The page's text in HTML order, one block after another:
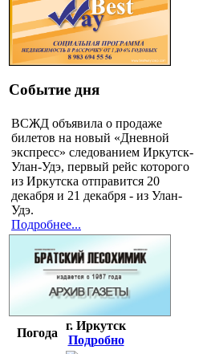
Событие дня
ВСЖД объявила о продаже
билетов на новый «Дневной
экспресс» следованием Иркутск-
Улан-Удэ, первый рейс которого
из Иркутска отправится 20
декабря и 21 декабря - из Улан-
Удэ.
Подробнее...
Погода
г. Иркутск
Подробно